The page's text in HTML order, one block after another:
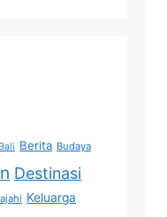
Bali Berita Budaya
Destinasi
Keluarga